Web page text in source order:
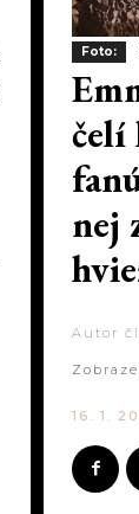
Foto:
nej
Autor
16. 1.